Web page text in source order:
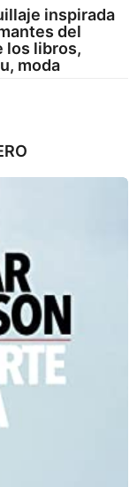
inspirada
del
los libros,
moda